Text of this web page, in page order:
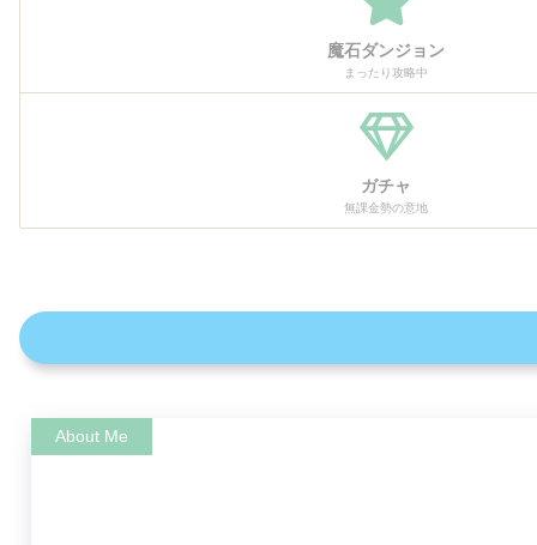
魔石ダンジョン
まったり攻略中
ガチャ
無課金勢の意地